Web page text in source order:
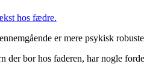
hos fædre.
er mere psykisk
der bor hos faderen, har nogle